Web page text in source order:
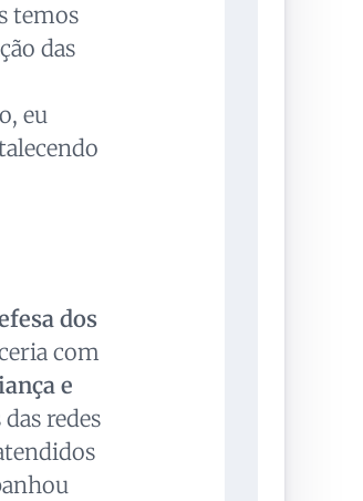
temos
das
eu
dos
com
e
redes